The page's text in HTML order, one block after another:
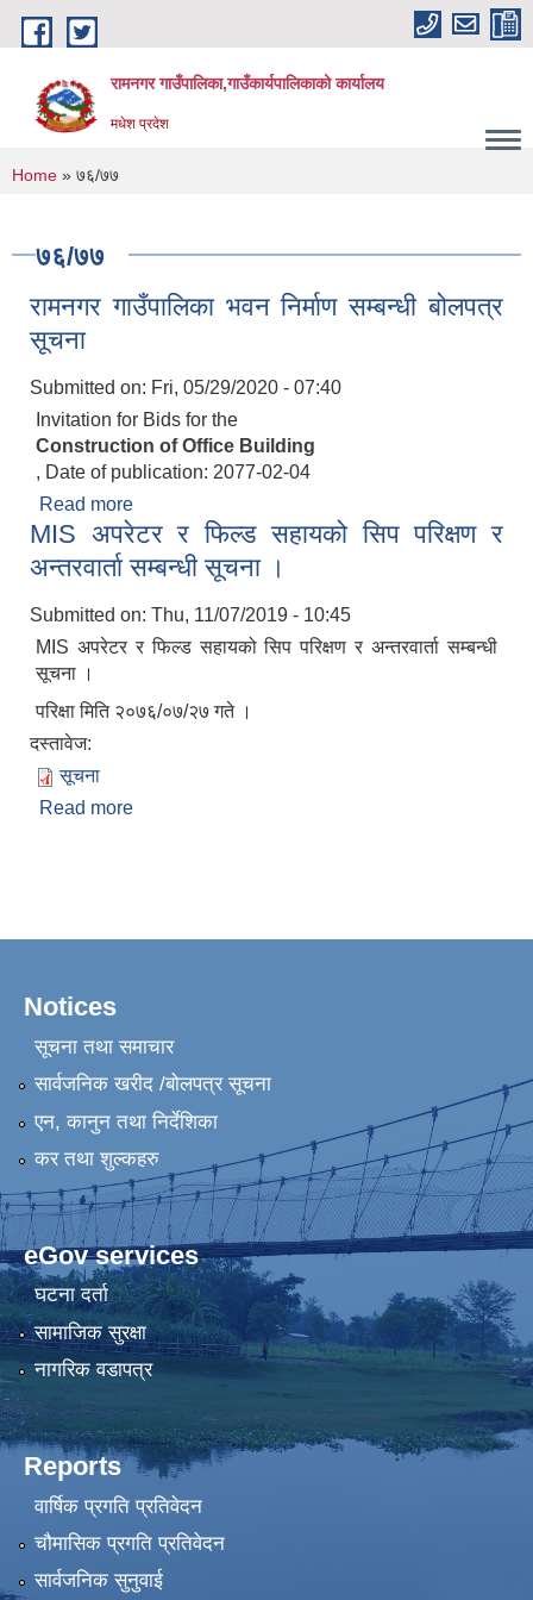
Skip to main content
रामनगर गाउँपालिका,गाउँकार्यपालिकाको कार्यालय
मधेश प्रदेश
You are here
Home » ७६/७७
७६/७७
रामनगर गाउँपालिका भवन निर्माण सम्बन्धी बोलपत्र
सूचना
Submitted on: Fri, 05/29/2020 - 07:40
Invitation for Bids for the
Construction of Office Building
, Date of publication: 2077-02-04
Read more
सूचना
MIS अपरेटर र फिल्ड सहायको सिप परिक्षण र
अन्तरवार्ता सम्बन्धी सूचना ।
Submitted on: Thu, 11/07/2019 - 10:45
MIS अपरेटर र फिल्ड सहायको सिप परिक्षण र अन्तरवार्ता सम्बन्धी
सूचना ।
परिक्षा मिति २०७६/०७/२७ गते ।
दस्तावेज:
सूचना
Read more
Notices
सूचना तथा समाचार
सार्वजनिक खरीद /बोलपत्र सूचना
एन, कानुन तथा निर्देशिका
कर तथा शुल्कहरु
eGov services
घटना दर्ता
सामाजिक सुरक्षा
नागरिक वडापत्र
Reports
वार्षिक प्रगति प्रतिवेदन
चौमासिक प्रगति प्रतिवेदन
सार्वजनिक सुनुवाई